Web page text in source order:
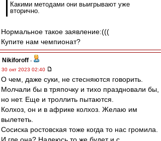
Какими методами они выигрывают уже
вторично.
Нормальное такое заявление:(((
Купите нам чемпионат?
Nikiforoff -
30 окт 2023 02:40
О чем, даже суки, не стесняются говорить.
Молчали бы в тряпочку и тихо праздновали бы,
но нет. Еще и троллить пытаются.
Колхоз, он и в африке колхоз. Желаю им
вылететь.
Сосиска ростовская тоже когда то нас громила.